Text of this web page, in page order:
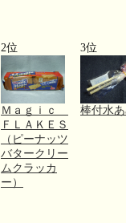
2位
Ｍａｇｉｃ
ＦＬＡＫＥＳ
（ピーナッツ
バタークリー
ムクラッカ
ー）
3位
棒付水